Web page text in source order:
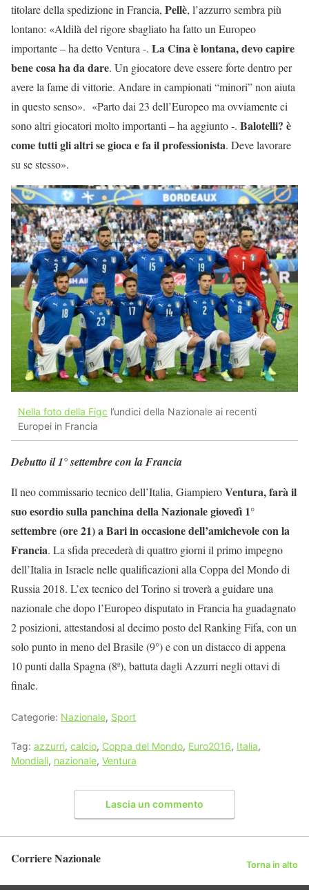
titolare della spedizione in Francia, Pellè, l’azzurro sembra più
lontano: «Aldilà del rigore sbagliato ha fatto un Europeo
importante – ha detto Ventura -. La Cina è lontana, devo capire
bene cosa ha da dare. Un giocatore deve essere forte dentro per
avere la fame di vittorie. Andare in campionati “minori” non aiuta
in questo senso». «Parto dai 23 dell’Europeo ma ovviamente ci
sono altri giocatori molto importanti – ha aggiunto -. Balotelli? è
come tutti gli altri se gioca e fa il professionista. Deve lavorare
su se stesso».
Nella foto della Figc l’undici della Nazionale ai recenti
Europei in Francia
Debutto il 1° settembre con la Francia
Il neo commissario tecnico dell’Italia, GiampieroVentura, farà il
suo esordio sulla panchina della Nazionale giovedì 1°
settembre (ore 21) a Bari in occasione dell’amichevole con la
Francia. La sfida precederà di quattro giorni il primo impegno
dell’Italia in Israele nelle qualificazioni alla Coppa del Mondo di
Russia 2018. L’ex tecnico del Torino si troverà a guidare una
nazionale che dopo l’Europeo disputato in Francia ha guadagnato
2 posizioni, attestandosi al decimo posto del Ranking Fifa, con un
solo punto in meno del Brasile (9°) e con un distacco di appena
10 punti dalla Spagna (8ª), battuta dagli Azzurri negli ottavi di
finale.
Categorie: Nazionale, Sport
Tag: azzurri, calcio, Coppa del Mondo, Euro2016, Italia,
Mondiali, nazionale, Ventura
Lascia un commento
Corriere Nazionale Torna in alto